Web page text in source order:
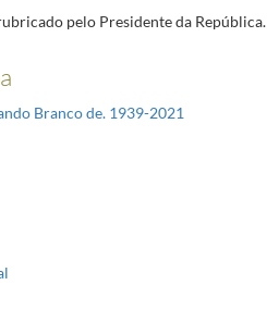
pelo Presidente da República.
Branco de. 1939-2021